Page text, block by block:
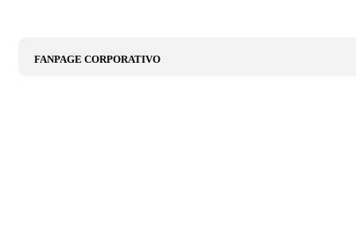
FANPAGE CORPORATIVO